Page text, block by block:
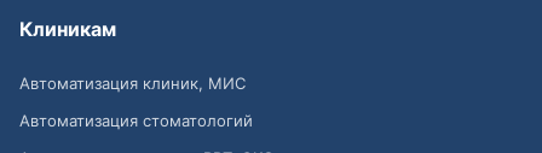
Клиникам
Автоматизация клиник, МИС
Автоматизация стоматологий